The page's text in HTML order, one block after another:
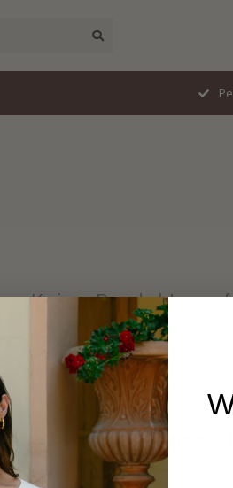
Keine Produkte
WEITER EINKAUFEN
Abonnieren Sie
Bleibe auf dem Laufenden mit unseren